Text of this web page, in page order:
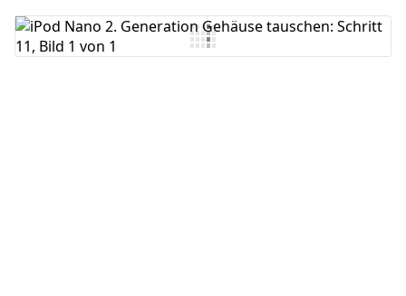
Kommentar hinzufügen